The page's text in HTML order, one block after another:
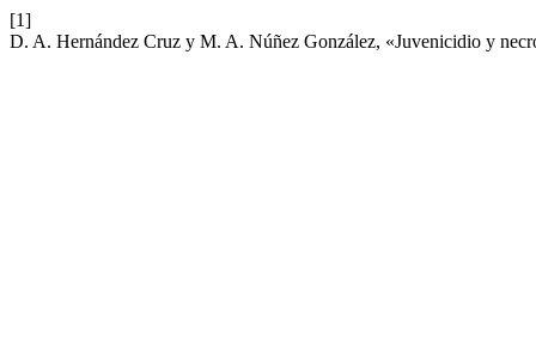
[1]
D. A. Hernández Cruz y M. A. Núñez González, «Juvenicidio y